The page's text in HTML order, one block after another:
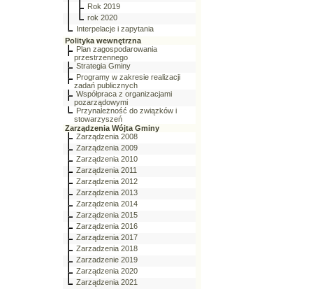
Rok 2019
rok 2020
Interpelacje i zapytania
Polityka wewnętrzna
Plan zagospodarowania
przestrzennego
Strategia Gminy
Programy w zakresie realizacji
zadań publicznych
Współpraca z organizacjami
pozarządowymi
Przynależność do związków i
stowarzyszeń
Zarządzenia Wójta Gminy
Zarządzenia 2008
Zarządzenia 2009
Zarządzenia 2010
Zarządzenia 2011
Zarządzenia 2012
Zarządzenia 2013
Zarządzenia 2014
Zarządzenia 2015
Zarządzenia 2016
Zarządzenia 2017
Zarzadzenia 2018
Zarzadzenie 2019
Zarządzenia 2020
Zarządzenia 2021